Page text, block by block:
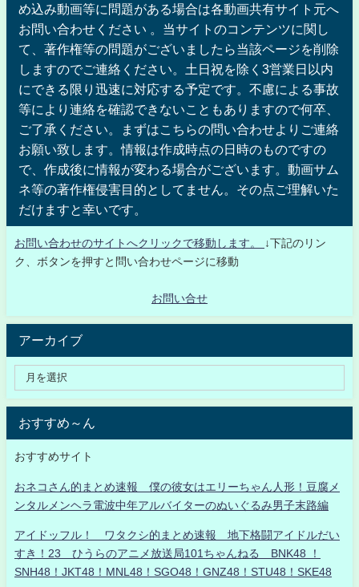
め込み動画等に問題がある場合は各動画共有サイト元へ
お問い合わせください 。当サイトのコンテンツに関し
て、著作権等の問題がございましたら当該ページを削除
しますのでご連絡ください。土日祝を除く3営業日以内
にできる限り迅速に対応する予定です。不慮による事故
等により連絡を確認できないこともありますので何卒、
ご了承ください。まずはこちらの問い合わせよりご連絡
お願い致します。情報は作成時点の日時のものですの
で、作成後に情報が変わる場合がございます。動画サム
ネ等の著作権侵害目的としてません。その点ご理解いた
だけますと幸いです。
お問い合わせのサイトへクリックで移動します。
↓下記のリン
ク、ボタンを押すと問い合わせページに移動
お問い合せ
アーカイブ
おすすめ～ん
おすすめサイト
おネコさん的まとめ速報 僕の彼女はエリーちゃん人形！豆腐メ
ンタルメンヘラ電波中年アルバイターのぬいぐるみ男子末路編
アイドッフル！ ワタクシ的まとめ速報 地下格闘アイドルだい
すき！23 ひうらのアニメ放送局101ちゃんねる BNK48 ！
SNH48！JKT48！MNL48！SGO48！GNZ48！STU48！SKE48